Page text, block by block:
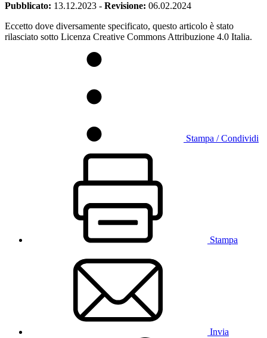
Pubblicato: 13.12.2023 - Revisione: 06.02.2024
Eccetto dove diversamente specificato, questo articolo è stato
rilasciato sotto Licenza Creative Commons Attribuzione 4.0 Italia.
Stampa / Condividi
Stampa
Invia